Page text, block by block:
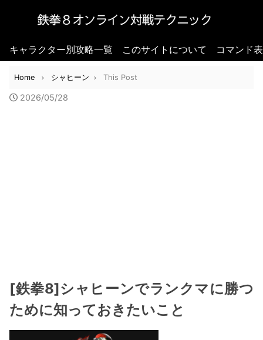
キャラクター別攻略一覧 このサイトについて コマンド
Home シャヒーン This Post
2026/05/28
[鉄拳8]シャヒーンでランクマに勝つ
ために知っておきたいこと